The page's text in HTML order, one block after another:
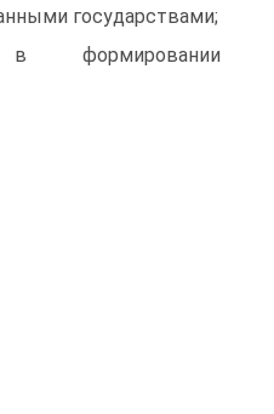
государствами;
формировании